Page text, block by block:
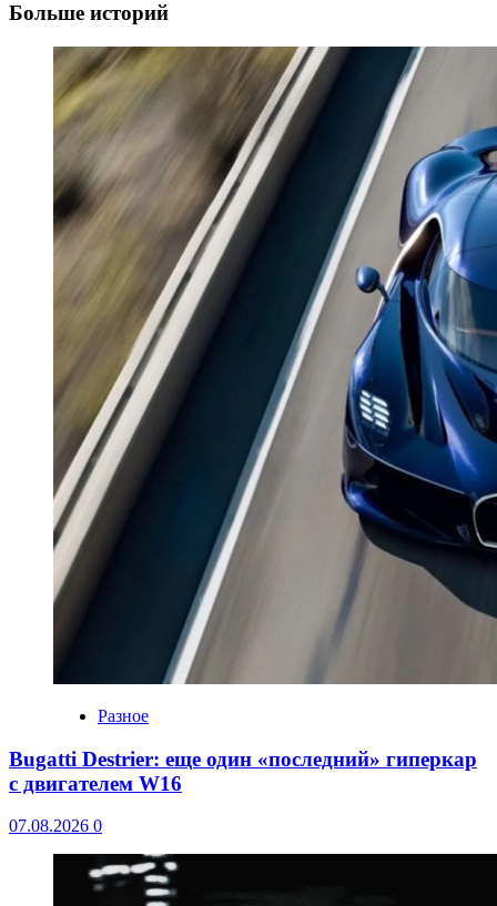
Больше историй
Разное
Bugatti Destrier: еще один «последний» гиперкар
с двигателем W16
07.08.2026 0